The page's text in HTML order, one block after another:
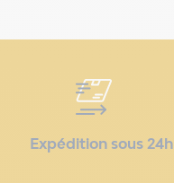
Expédition sous 24h